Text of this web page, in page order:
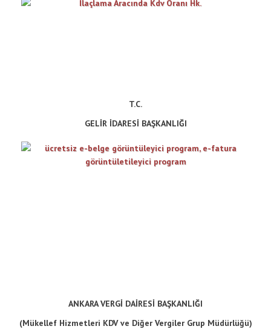
T.C.
GELİR İDARESİ BAŞKANLIĞI
ANKARA VERGİ DAİRESİ BAŞKANLIĞI
(Mükellef Hizmetleri KDV ve Diğer Vergiler Grup Müdürlüğü)